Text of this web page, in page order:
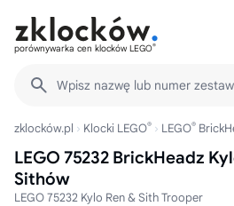
porównywarka cen klocków LEGO®
Wpisz nazwę lub numer
zklocków.pl Klocki LEGO® LEGO®
LEGO 75232 BrickHeadz
Sithów
LEGO 75232 Kylo Ren & Sith Trooper